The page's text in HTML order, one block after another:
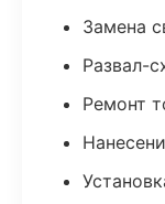
Замена
Развал-
Ремонт